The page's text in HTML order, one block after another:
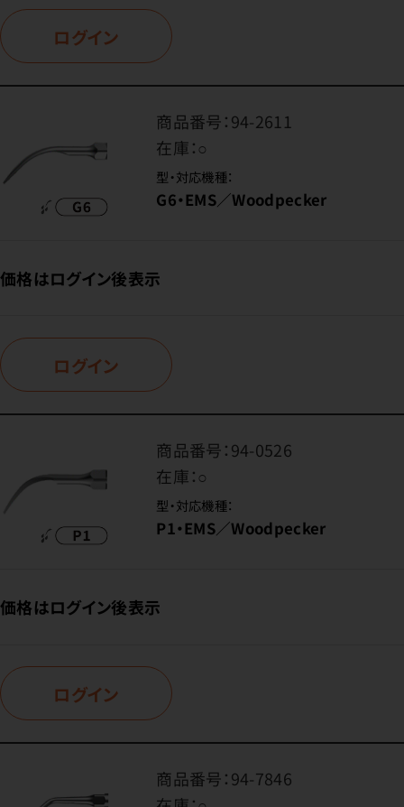
ログイン
商品番号：94-2611
在庫：○
型・対応機種：
G6・EMS／Woodpecker
価格はログイン後表示
ログイン
商品番号：94-0526
在庫：○
型・対応機種：
P1・EMS／Woodpecker
価格はログイン後表示
ログイン
商品番号：94-7846